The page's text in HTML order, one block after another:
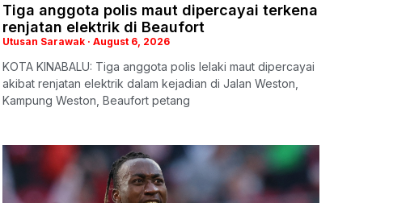
Tiga anggota polis maut dipercayai terkena
renjatan elektrik di Beaufort
Utusan Sarawak August 6, 2026
KOTA KINABALU: Tiga anggota polis lelaki maut dipercayai
akibat renjatan elektrik dalam kejadian di Jalan Weston,
Kampung Weston, Beaufort petang